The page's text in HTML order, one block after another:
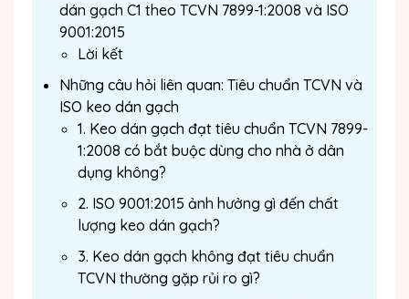
dán gạch C1 theo TCVN 7899-1:2008 và ISO
9001:2015
Lời kết
Những câu hỏi liên quan: Tiêu chuẩn TCVN và
ISO keo dán gạch
1. Keo dán gạch đạt tiêu chuẩn TCVN 7899-
1:2008 có bắt buộc dùng cho nhà ở dân
dụng không?
2. ISO 9001:2015 ảnh hưởng gì đến chất
lượng keo dán gạch?
3. Keo dán gạch không đạt tiêu chuẩn
TCVN thường gặp rủi ro gì?